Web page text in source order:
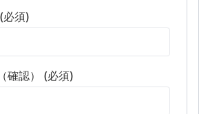
必須)
確認） (必須)